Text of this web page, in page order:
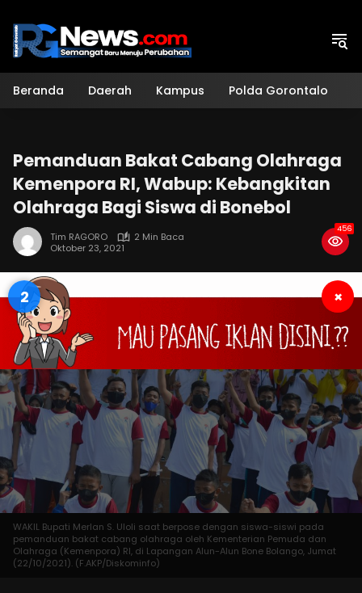
konten
Beranda Daerah Kampus Polda Gorontalo
Pemanduan Bakat Cabang Olahraga
Kemenpora RI, Wabup: Kebangkitan
Olahraga Bagi Siswa di Bonebol
Tim RAGORO
2 Min Baca
Oktober 23, 2021
456
1 ×
WAKIL Bupati Merlan S. Uloli saat berpose dengan siswa-siswi pada
pemanduan bakat cabang olahraga oleh Kementerian Pemuda dan
Olahraga (Kemenpora) RI, di Lapangan Alun-Alun Bone Bolango, Jumat
(22/10/2021). (F.AKP/Diskominfo)